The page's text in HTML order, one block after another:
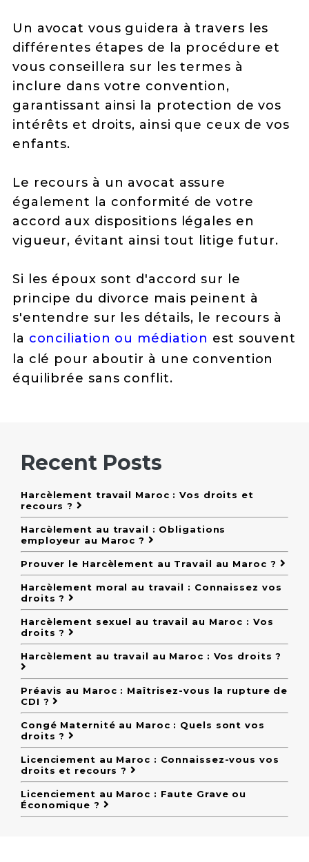
Un avocat vous guidera à travers les
différentes étapes de la procédure et
vous conseillera sur les termes à
inclure dans votre convention,
garantissant ainsi la protection de vos
intérêts et droits, ainsi que ceux de vos
enfants.
Le recours à un avocat assure
également la conformité de votre
accord aux dispositions légales en
vigueur, évitant ainsi tout litige futur.
Si les époux sont d'accord sur le
principe du divorce mais peinent à
s'entendre sur les détails, le recours à
la conciliation ou médiation est souvent
la clé pour aboutir à une convention
équilibrée sans conflit.
Recent Posts
Harcèlement travail Maroc : Vos droits et
recours ?
Harcèlement au travail : Obligations
employeur au Maroc ?
Prouver le Harcèlement au Travail au Maroc ?
Harcèlement moral au travail : Connaissez vos
droits ?
Harcèlement sexuel au travail au Maroc : Vos
droits ?
Harcèlement au travail au Maroc : Vos droits ?
Préavis au Maroc : Maîtrisez-vous la rupture de
CDI ?
Congé Maternité au Maroc : Quels sont vos
droits ?
Licenciement au Maroc : Connaissez-vous vos
droits et recours ?
Licenciement au Maroc : Faute Grave ou
Économique ?